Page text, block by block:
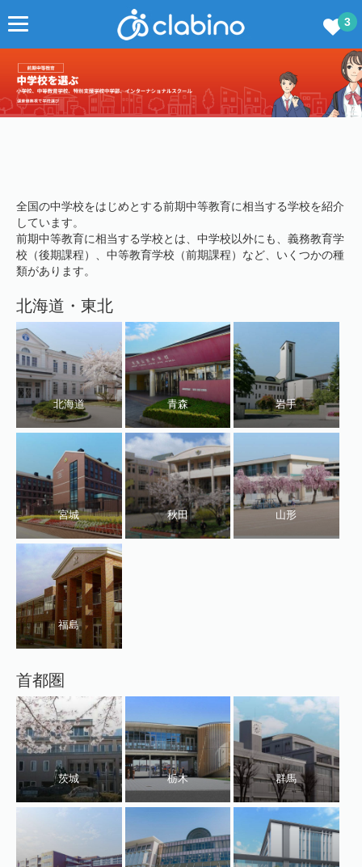
3
全国の中学校をはじめとする前期中等教育に相当する学校を紹介
しています。
前期中等教育に相当する学校とは、中学校以外にも、義務教育学
校（後期課程）、中等教育学校（前期課程）など、いくつかの種
類があります。
北海道・東北
北海道 青森 岩手
宮城 秋田 山形
福島
首都圏
茨城 栃木 群馬